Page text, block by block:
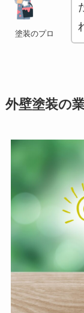
塗装のプロ
外壁塗装の